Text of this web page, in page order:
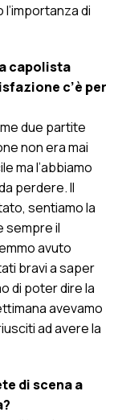
di
capolista
c’è per
due partite
non era mai
ma l’abbiamo
perdere. Il
sentiamo la
sempre il
avuto
bravi a saper
di poter dire la
avevamo
ad avere la
di scena a